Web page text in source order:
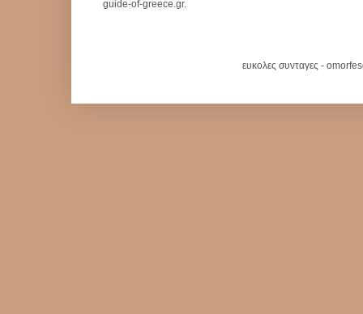
guide-of-greece.gr.
ευκολες συνταγες -